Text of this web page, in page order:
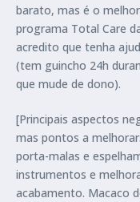
barato, mas é o
programa Total Care
acredito que tenha
(tem guincho 24h
que mude de dono).
[Principais aspectos
mas pontos a
porta-malas e
instrumentos e
acabamento. Macaco